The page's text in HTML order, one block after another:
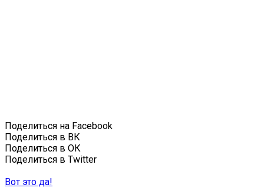
Поделиться на Facebook
Поделиться в ВК
Поделиться в ОК
Поделиться в Twitter
Вот это да!